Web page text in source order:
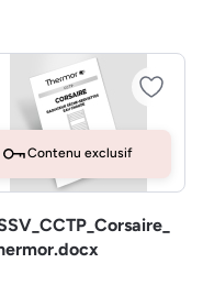
Contenu exclusif